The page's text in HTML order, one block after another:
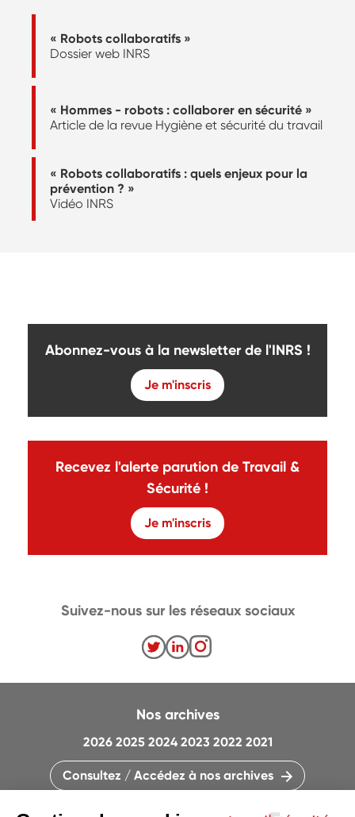
« Robots collaboratifs »
Dossier web INRS
« Hommes - robots : collaborer en sécurité »
Article de la revue Hygiène et sécurité du travail
« Robots collaboratifs : quels enjeux pour la
prévention ? »
Vidéo INRS
Abonnez-vous à la newsletter de l'INRS !
Je m'inscris
Recevez l'alerte parution de Travail &
Sécurité !
Je m'inscris
Nos archives
2026 2025 2024 2023 2022 2021
Consultez / Accédez à nos archives
Suivez-nous sur les réseaux sociaux